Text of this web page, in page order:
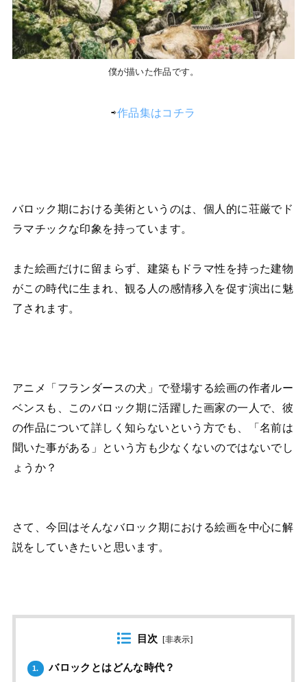
僕が描いた作品です。
⇨作品集はコチラ
バロック期における美術というのは、個人的に荘厳でド
ラマチックな印象を持っています。
また絵画だけに留まらず、建築もドラマ性を持った建物
がこの時代に生まれ、観る人の感情移入を促す演出に魅
了されます。
アニメ「フランダースの犬」で登場する絵画の作者ルー
ベンスも、このバロック期に活躍した画家の一人で、彼
の作品について詳しく知らないという方でも、「名前は
聞いた事がある」という方も少なくないのではないでし
ょうか？
さて、今回はそんなバロック期における絵画を中心に解
説をしていきたいと思います。
目次 [非表示]
1. バロックとはどんな時代？